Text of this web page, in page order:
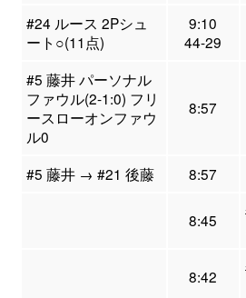
#24 ルース 2Pシュ
ート○(11点)
9:10
44-29
#5 藤井 パーソナル
ファウル(2-1:0) フリ
ースローオンファウ
ル0
8:57
#5 藤井 → #21 後藤 8:57
8:45
8:42